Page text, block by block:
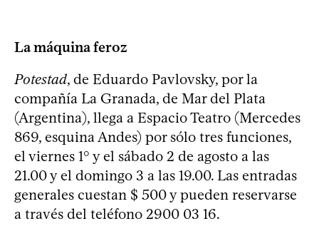
La máquina feroz
Potestad, de Eduardo Pavlovsky, por la
compañía La Granada, de Mar del Plata
(Argentina), llega a Espacio Teatro (Mercedes
869, esquina Andes) por sólo tres funciones,
el viernes 1° y el sábado 2 de agosto a las
21.00 y el domingo 3 a las 19.00. Las entradas
generales cuestan $ 500 y pueden reservarse
a través del teléfono 2900 03 16.